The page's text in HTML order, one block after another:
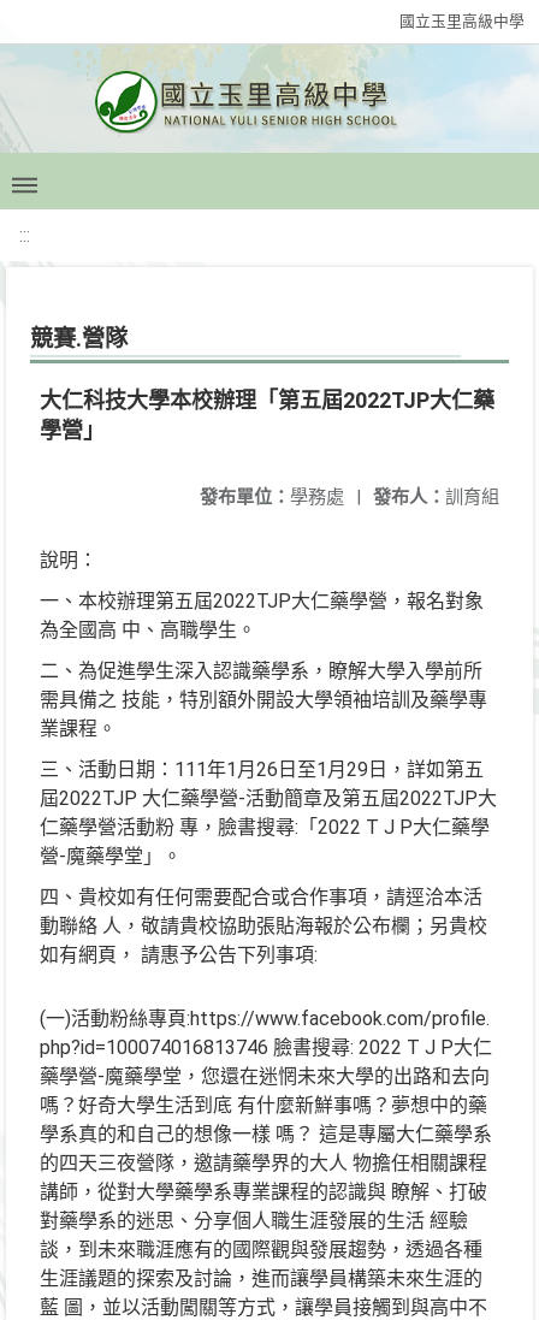
國立玉里高級中學
:::
競賽.營隊
大仁科技大學本校辦理「第五屆2022TJP大仁藥
學營」
發布人： 訓育組
發布單位： 學務處 |
說明：
一、本校辦理第五屆2022TJP大仁藥學營，報名對象
為全國高 中、高職學生。
二、為促進學生深入認識藥學系，瞭解大學入學前所
需具備之 技能，特別額外開設大學領袖培訓及藥學專
業課程。
三、活動日期：111年1月26日至1月29日，詳如第五
屆2022TJP 大仁藥學營-活動簡章及第五屆2022TJP大
仁藥學營活動粉 專，臉書搜尋:「2022 T J P大仁藥學
營-魔藥學堂」。
四、貴校如有任何需要配合或合作事項，請逕洽本活
動聯絡 人，敬請貴校協助張貼海報於公布欄；另貴校
如有網頁， 請惠予公告下列事項:
(一)活動粉絲專頁:https://www.facebook.com/profile.
php?id=100074016813746 臉書搜尋: 2022 T J P大仁
藥學營-魔藥學堂，您還在迷惘未來大學的出路和去向
嗎？好奇大學生活到底 有什麼新鮮事嗎？夢想中的藥
學系真的和自己的想像一樣 嗎？ 這是專屬大仁藥學系
的四天三夜營隊，邀請藥學界的大人 物擔任相關課程
講師，從對大學藥學系專業課程的認識與 瞭解、打破
對藥學系的迷思、分享個人職生涯發展的生活 經驗
談，到未來職涯應有的國際觀與發展趨勢，透過各種
生涯議題的探索及討論，進而讓學員構築未來生涯的
藍 圖，並以活動闖關等方式，讓學員接觸到與高中不